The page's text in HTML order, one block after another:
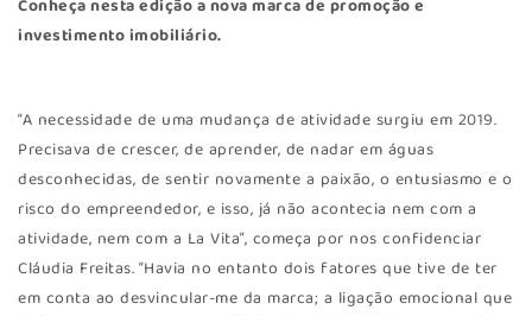
Conheça nesta edição a nova marca de promoção e
investimento imobiliário.
“A necessidade de uma mudança de atividade surgiu em 2019.
Precisava de crescer, de aprender, de nadar em águas
desconhecidas, de sentir novamente a paixão, o entusiasmo e o
risco do empreendedor, e isso, já não acontecia nem com a
atividade, nem com a La Vita”, começa por nos confidenciar
Cláudia Freitas. “Havia no entanto dois fatores que tive de ter
em conta ao desvincular-me da marca; a ligação emocional que